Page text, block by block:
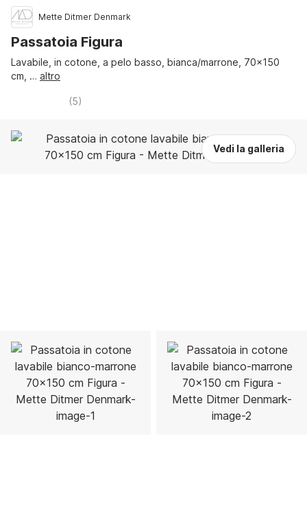
Vedi la galleria
Mette Ditmer Denmark
Passatoia Figura
Lavabile, in cotone, a pelo basso, bianca/marrone, 70x150
cm , … altro
(5)